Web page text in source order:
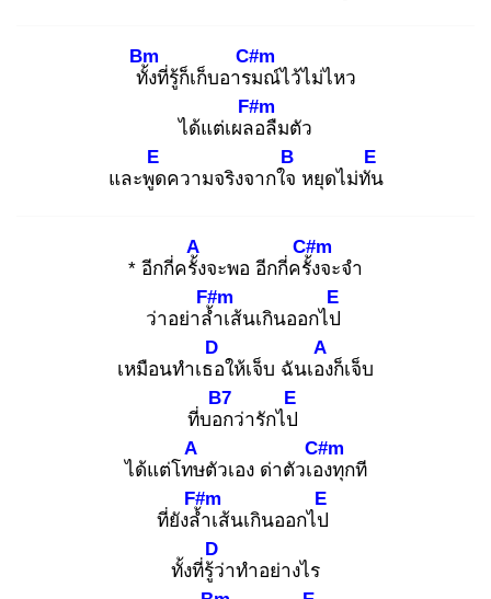
ทั้ง
Bm
ที่รู้ก็เก็บอารม
C#m
ณ์ไว้ไม่ไหว
ได้แต่เผลอ
F#m
ลืมตัว
และพูด
E
ความจริงจากใจ
B
หยุดไม่ทัน
E
* อีกกี่ครั้ง
A
จะพอ อีกกี่ครั้ง
C#m
จะจำ
ว่าอย่าล้ำ
F#m
เส้นเกินออกไป
E
เหมือนทำเธอ
D
ให้เจ็บ ฉันเอง
A
ก็เจ็บ
ที่บอก
B7
ว่ารักไป
E
ได้แต่โทษ
A
ตัวเอง ด่าตัวเอง
C#m
ทุกที
ที่ยังล้ำ
F#m
เส้นเกินออกไป
E
ทั้งที่รู้ว่
D
าทำอย่างไร